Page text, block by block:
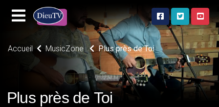
Accueil MusicZone Plus près de Toi
Plus près de Toi